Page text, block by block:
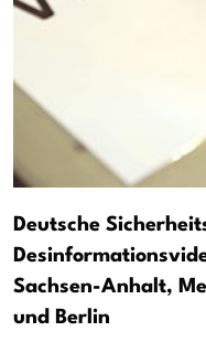
Deutsche
Sachsen-Anhalt,
und Berlin